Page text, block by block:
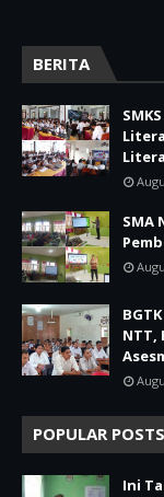
BERITA
SMA
NTT,
POPULAR POSTS
Ini